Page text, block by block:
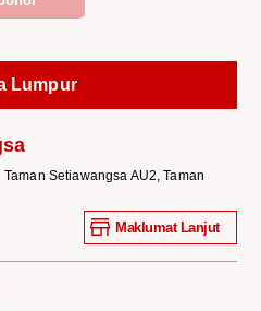
Lumpur
Setiawangsa AU2, Taman
Maklumat Lanjut